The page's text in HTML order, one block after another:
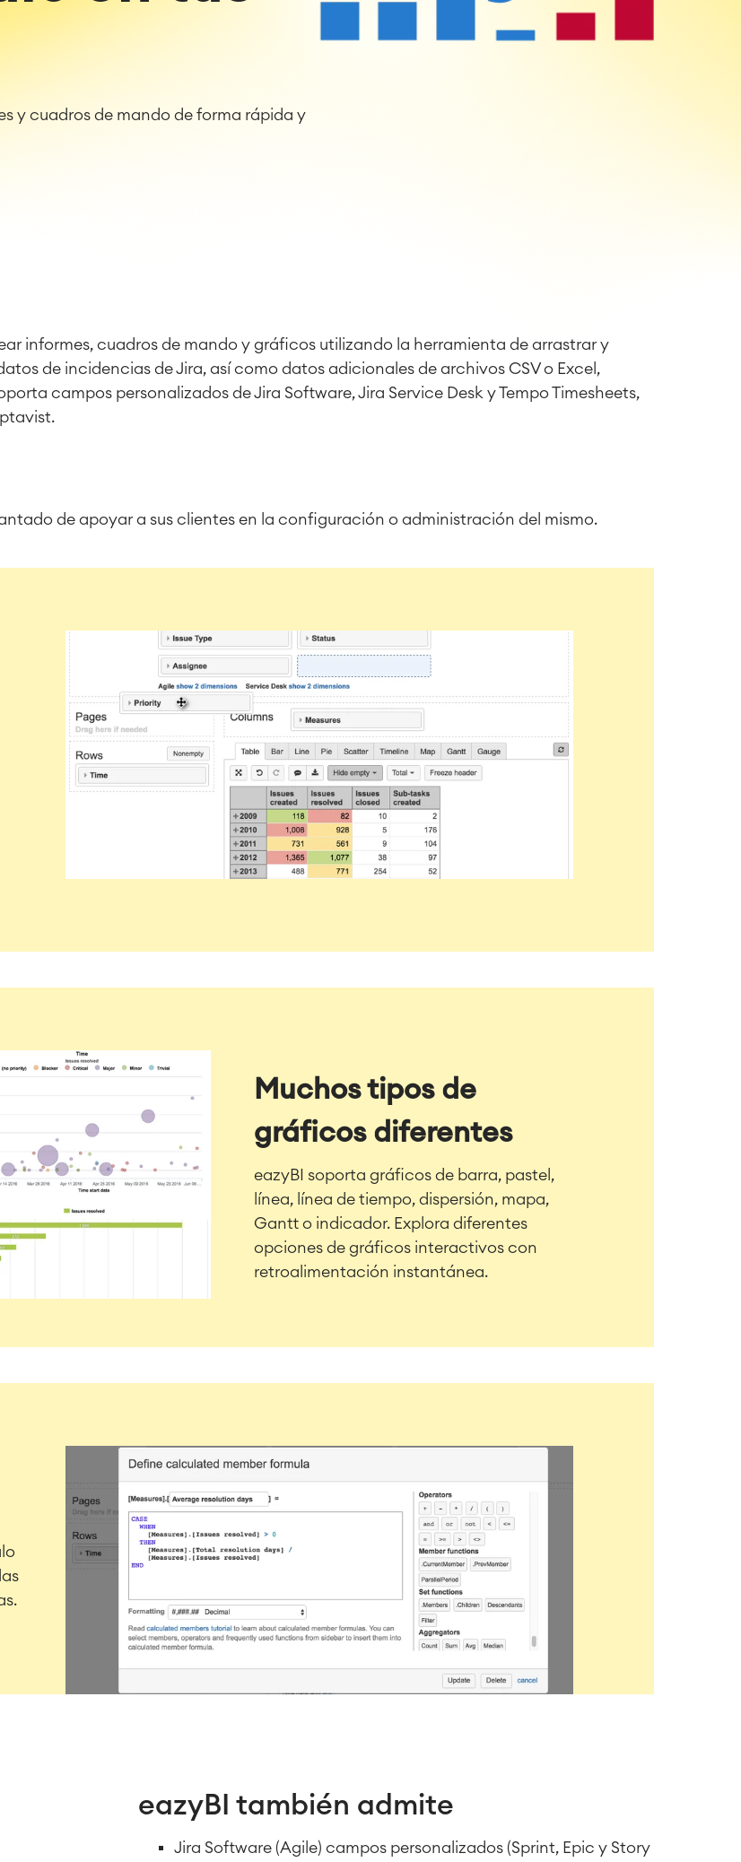
y cuadros de mando de forma rápida y
informes, cuadros de mando y gráficos utilizando la herramienta de arrastrar y
de incidencias de Jira, así como datos adicionales de archivos CSV o Excel,
campos personalizados de Jira Software, Jira Service Desk y Tempo Timesheets,
de apoyar a sus clientes en la configuración o administración del mismo.
Muchos tipos de
gráficos diferentes
eazyBI soporta gráficos de barra, pastel,
línea, línea de tiempo, dispersión, mapa,
Gantt o indicador. Explora diferentes
opciones de gráficos interactivos con
retroalimentación instantánea.
eazyBI también admite
Jira Software (Agile) campos personalizados (Sprint, Epic y Story